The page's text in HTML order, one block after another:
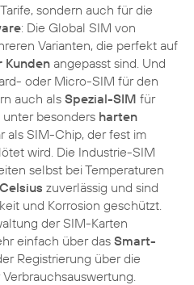
sondern auch für die
: Die Global SIM von
Varianten, die perfekt auf
Kunden angepasst sind. Und
oder Micro-SIM für den
auch als Spezial-SIM für
besonders harten
als SIM-Chip, der fest im
wird. Die Industrie-SIM
selbst bei Temperaturen
zuverlässig und sind
und Korrosion geschützt.
der SIM-Karten
einfach über das Smart-
Registrierung über die